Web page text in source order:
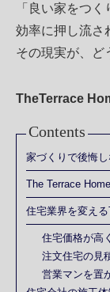
「良い家をつ
効率に押し流さ
その現実が、ど
TheTerrace
Contents
家づくりで後悔
The Terrace
住宅業界を変え
住宅価格が高
注文住宅の見
営業マンを置